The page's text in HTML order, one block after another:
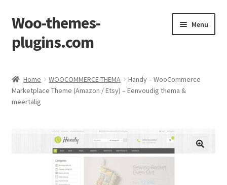
Ga
door
naar
Ga
naar
de
Woo-themes-
plugins.com
Menu
Afronden
Winkelkarretje
Home WOOCOMMERCE-THEMA
Handy – WooCommerce
Marketplace Theme (Amazon / Etsy) – Eenvoudig thema &
meertalig